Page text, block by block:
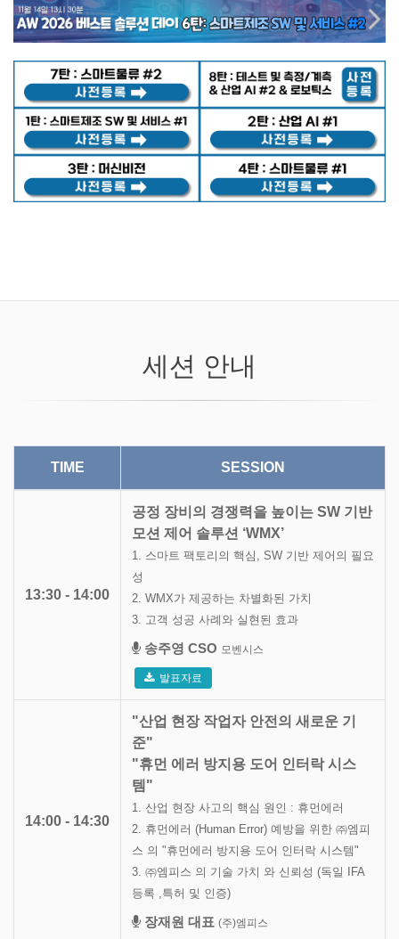
세션 안내
TIME SESSION
13:30 - 14:00
공정 장비의 경쟁력을 높이는 SW 기반
모션 제어 솔루션 ‘WMX’
1. 스마트 팩토리의 핵심, SW 기반 제어의 필요
성
2. WMX가 제공하는 차별화된 가치
3. 고객 성공 사례와 실현된 효과
송주영 CSO 모벤시스
발표자료
14:00 - 14:30
"산업 현장 작업자 안전의 새로운 기
준"
"휴먼 에러 방지용 도어 인터락 시스
템"
1. 산업 현장 사고의 핵심 원인 : 휴먼에러
2. 휴먼에러 (Human Error) 예방을 위한 ㈜엠피
스 의 "휴먼에러 방지용 도어 인터락 시스템"
3. ㈜엠피스 의 기술 가치 와 신뢰성 (독일 IFA
등록 ,특허 및 인증)
장재원 대표 (주)엠피스